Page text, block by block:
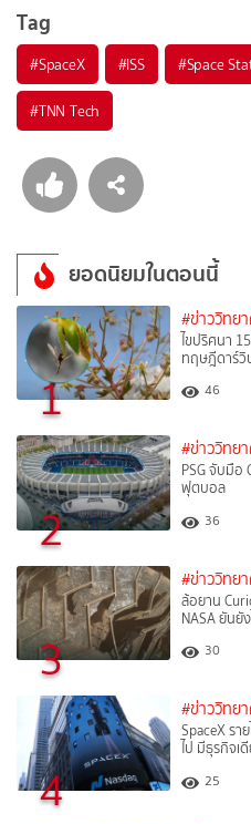
Tag
#SpaceX #ISS #Space
#TNN Tech
ยอดนิยมในตอนนี้
1
#ข่าววิทยา
ไขปริศนา
ทฤษฎีดาร์วิ
46
2
#ข่าววิทยา
PSG จับมือ
ฟุตบอล
36
3
#ข่าววิทยา
ล้อยาน
NASA ยันยั
30
4
#ข่าววิทยา
SpaceX รา
ไป มีธุรกิจเ
25